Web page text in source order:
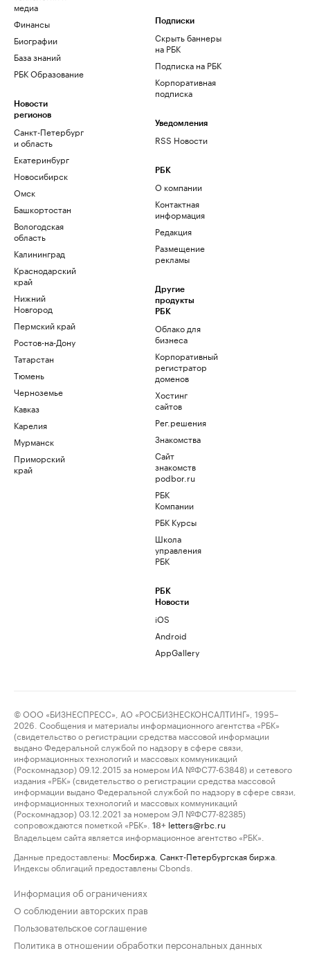
медиа
Финансы
Биографии
База знаний
РБК Образование
Новости
регионов
Санкт-Петербург
и область
Екатеринбург
Новосибирск
Омск
Башкортостан
Вологодская
область
Калининград
Краснодарский
край
Нижний
Новгород
Пермский край
Ростов-на-Дону
Татарстан
Тюмень
Черноземье
Кавказ
Карелия
Мурманск
Приморский
край
Подписки
Скрыть баннеры
на РБК
Подписка на РБК
Корпоративная
подписка
Уведомления
RSS Новости
РБК
О компании
Контактная
информация
Редакция
Размещение
рекламы
Другие
продукты
РБК
Облако для
бизнеса
Корпоративный
регистратор
доменов
Хостинг
сайтов
Рег.решения
Знакомства
Сайт
знакомств
podbor.ru
РБК
Компании
РБК Курсы
Школа
управления
РБК
РБК
Новости
iOS
Android
AppGallery
© ООО «БИЗНЕСПРЕСС», АО «РОСБИЗНЕСКОНСАЛТИНГ», 1995–
2026. Сообщения и материалы информационного агентства «РБК»
(свидетельство о регистрации средства массовой информации
выдано Федеральной службой по надзору в сфере связи,
информационных технологий и массовых коммуникаций
(Роскомнадзор) 09.12.2015 за номером ИА №ФС77-63848) и сетевого
издания «РБК» (свидетельство о регистрации средства массовой
информации выдано Федеральной службой по надзору в сфере связи,
информационных технологий и массовых коммуникаций
(Роскомнадзор) 03.12.2021 за номером ЭЛ №ФС77-82385)
сопровождаются пометкой «РБК».
18+ letters@rbc.ru
Владельцем сайта является информационное агентство «РБК».
Данные предоставлены: Мосбиржа Санкт-Петербургская биржа
Индексы облигаций предоставлены Cbonds.
Информация об ограничениях
О соблюдении авторских прав
Пользовательское соглашение
Политика в отношении обработки персональных данных